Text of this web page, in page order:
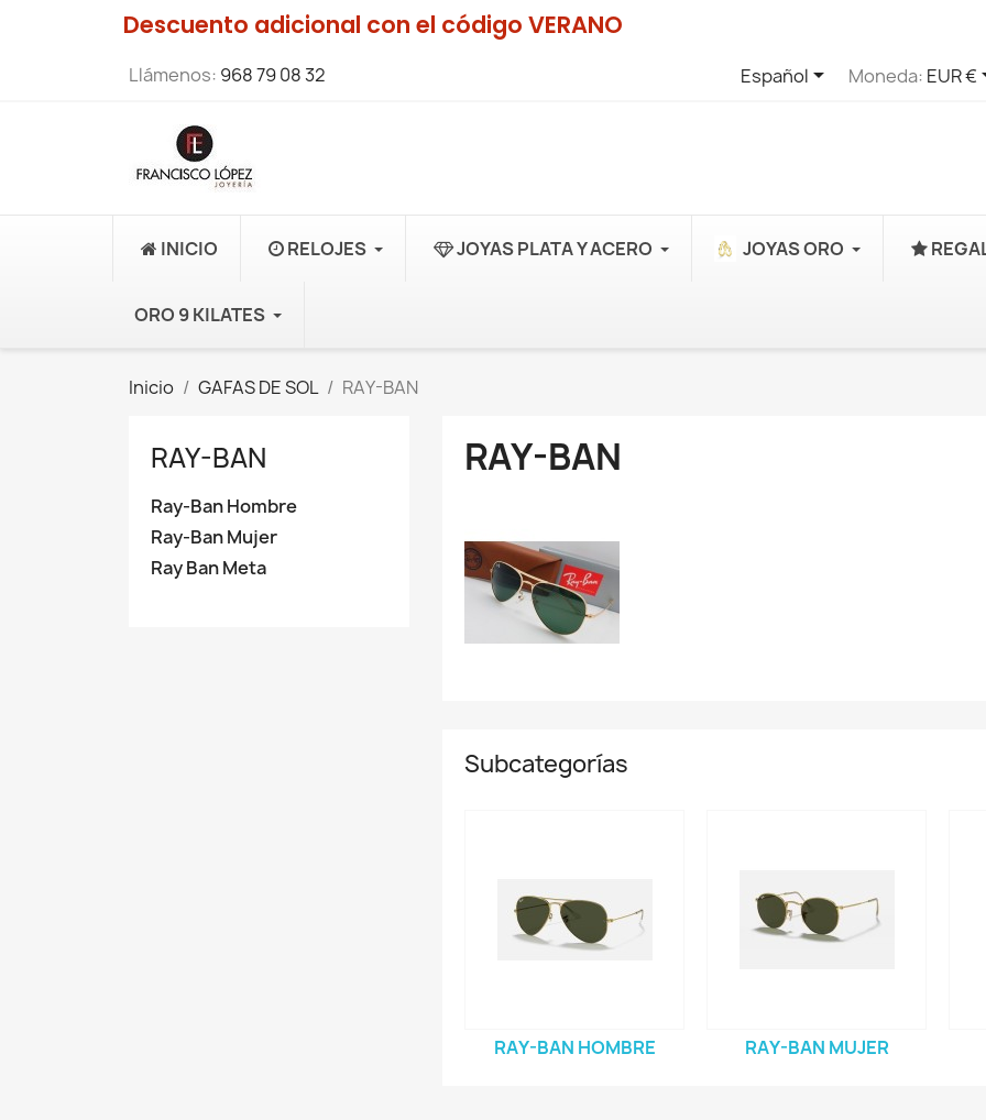
Descuento adicional con el código VERANO
Llámenos: 968 79 08 32 Español Moneda: EUR €
INICIO RELOJES JOYAS PLATA Y ACERO JOYAS ORO
ORO 9 KILATES
Inicio GAFAS DE SOL RAY-BAN
RAY-BAN
Ray-Ban Hombre
Ray-Ban Mujer
Ray Ban Meta
RAY-BAN
Subcategorías
RAY-BAN HOMBRE RAY-BAN MUJER